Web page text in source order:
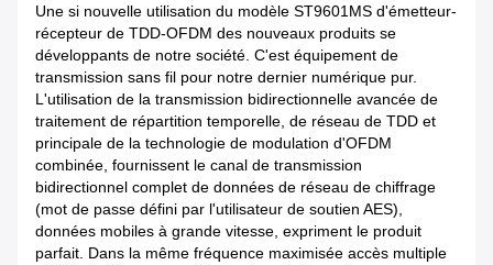
Une si nouvelle utilisation du modèle ST9601MS d'émetteur-
récepteur de TDD-OFDM des nouveaux produits se
développants de notre société. C'est équipement de
transmission sans fil pour notre dernier numérique pur.
L'utilisation de la transmission bidirectionnelle avancée de
traitement de répartition temporelle, de réseau de TDD et
principale de la technologie de modulation d'OFDM
combinée, fournissent le canal de transmission
bidirectionnel complet de données de réseau de chiffrage
(mot de passe défini par l'utilisateur de soutien AES),
données mobiles à grande vitesse, expriment le produit
parfait. Dans la même fréquence maximisée accès multiple